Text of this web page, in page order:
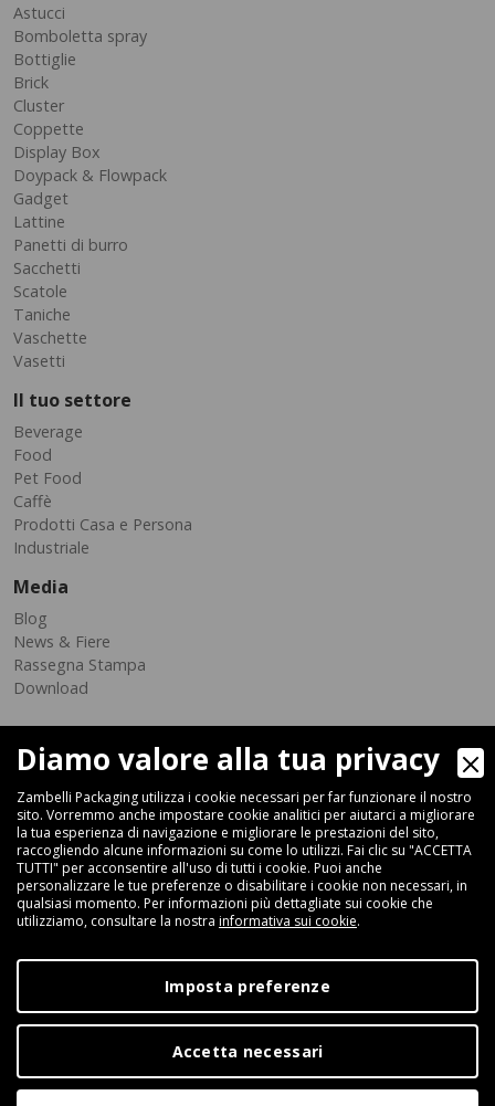
Astucci
Bomboletta spray
Bottiglie
Brick
Cluster
Coppette
Display Box
Doypack & Flowpack
Gadget
Lattine
Panetti di burro
Sacchetti
Scatole
Taniche
Vaschette
Vasetti
Il tuo settore
Beverage
Food
Pet Food
Caffè
Prodotti Casa e Persona
Industriale
Media
Blog
News & Fiere
Rassegna Stampa
Download
Via Ferrara 35-41, 40018 San Pietro In Casale (Bologna) - ITALIA
Fax +39 051 66 68 369
+39 051 66 61 782
P.IVA IT 04212281200 - REA BO-576815
|
Digital Marketing
Diamo valore alla tua privacy
Zambelli Packaging utilizza i cookie necessari per far funzionare il nostro
sito. Vorremmo anche impostare cookie analitici per aiutarci a migliorare
la tua esperienza di navigazione e migliorare le prestazioni del sito,
raccogliendo alcune informazioni su come lo utilizzi. Fai clic su "ACCETTA
TUTTI" per acconsentire all'uso di tutti i cookie. Puoi anche
personalizzare le tue preferenze o disabilitare i cookie non necessari, in
qualsiasi momento. Per informazioni più dettagliate sui cookie che
utilizziamo, consultare la nostra informativa sui cookie.
Imposta preferenze
Accetta necessari